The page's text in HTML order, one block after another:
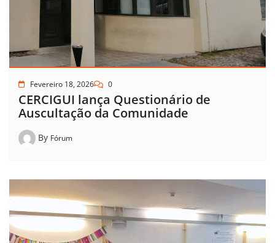
Fevereiro 18, 2026 0
CERCIGUI lança Questionário de
Auscultação da Comunidade
By Fórum